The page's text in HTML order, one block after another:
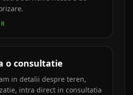
o consultatie
in detalii despre teren,
intra direct in consultatia